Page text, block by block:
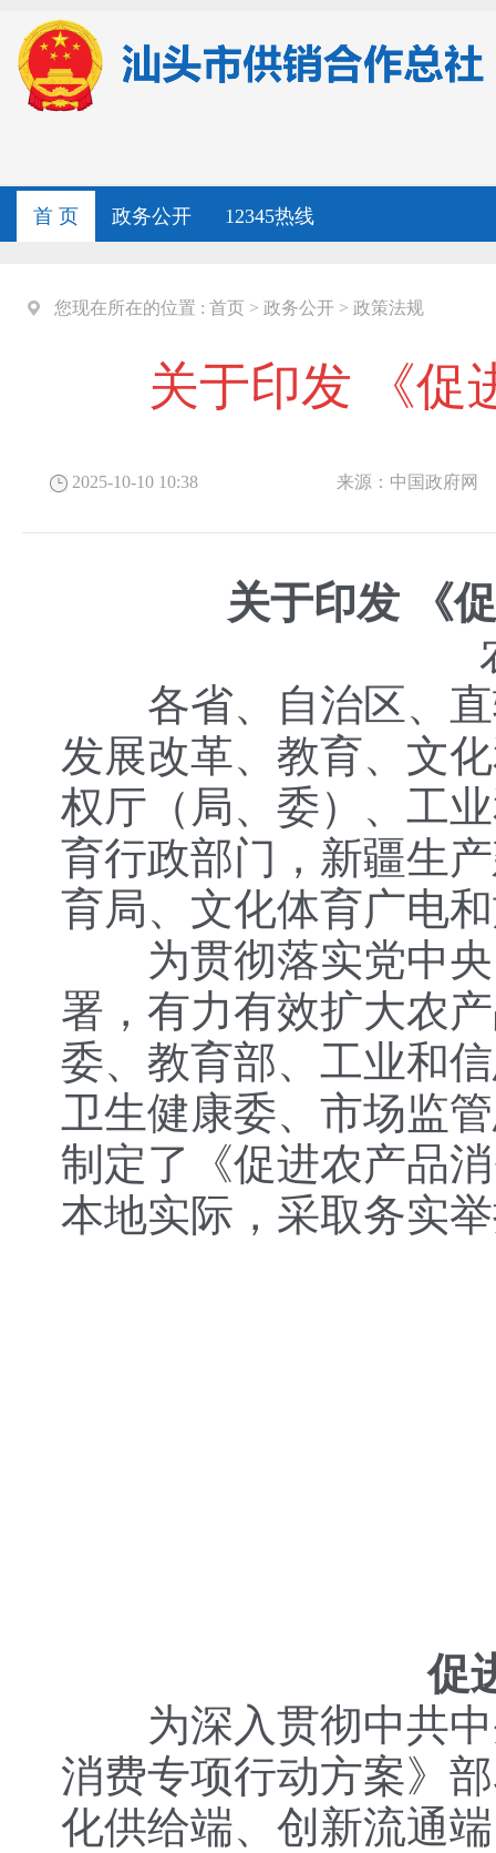
首 页 政务公开 12345热线
您现在所在的位置 : 首页 > 政务公开 > 政策法规
关于印发 《促
2025-10-10 10:38 来源： 中国政府网
关于印发 《
各省、自治区、
发展改革、教育、文
权厅（局、委）、工
育行政部门，新疆生
育局、文化体育广电
为贯彻落实党中
署，有力有效扩大农
委、教育部、工业和
卫生健康委、市场监
制定了《促进农产品
本地实际，采取务实
促
为深入贯彻中共
消费专项行动方案》
化供给端、创新流通